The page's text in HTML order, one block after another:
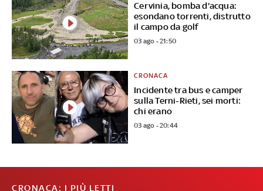
Cervinia, bomba d'acqua:
esondano torrenti, distrutto
il campo da golf
03 ago - 21:50
Incidente tra bus e camper
sulla Terni-Rieti, sei morti:
chi erano
CRONACA
03 ago - 20:44
CRONACA: I PIÙ LETTI